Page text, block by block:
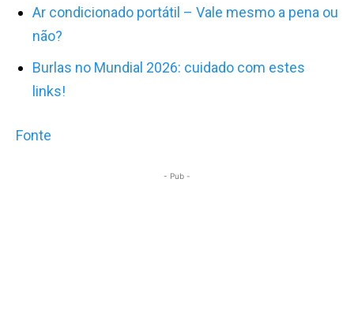
Ar condicionado portátil – Vale mesmo a pena ou
não?
Burlas no Mundial 2026: cuidado com estes
links!
Fonte
- Pub -